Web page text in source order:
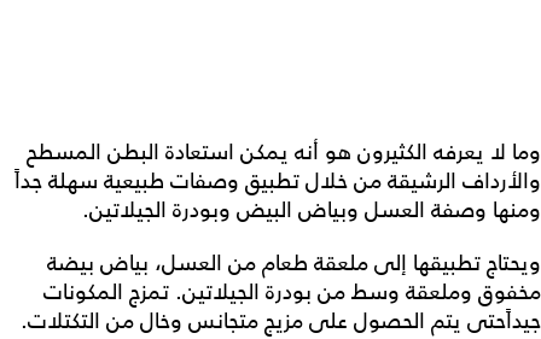
وما لا يعرفه الكثيرون هو أنه يمكن استعادة البطن المسطح
والأرداف الرشيقة من خلال تطبيق وصفات طبيعية سهلة جداً
ومنها وصفة العسل وبياض البيض وبودرة الجيلاتين.
ويحتاج تطبيقها إلى ملعقة طعام من العسل، بياض بيضة
مخفوق وملعقة وسط من بودرة الجيلاتين. تمزج المكونات
جيداًحتى يتم الحصول على مزيج متجانس وخال من التكتلات.